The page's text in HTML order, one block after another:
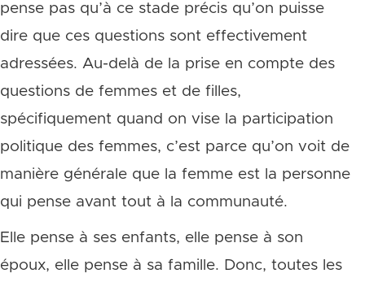
pense pas qu’à ce stade précis qu’on puisse
dire que ces questions sont effectivement
adressées. Au-delà de la prise en compte des
questions de femmes et de filles,
spécifiquement quand on vise la participation
politique des femmes, c’est parce qu’on voit de
manière générale que la femme est la personne
qui pense avant tout à la communauté.
Elle pense à ses enfants, elle pense à son
époux, elle pense à sa famille. Donc, toutes les